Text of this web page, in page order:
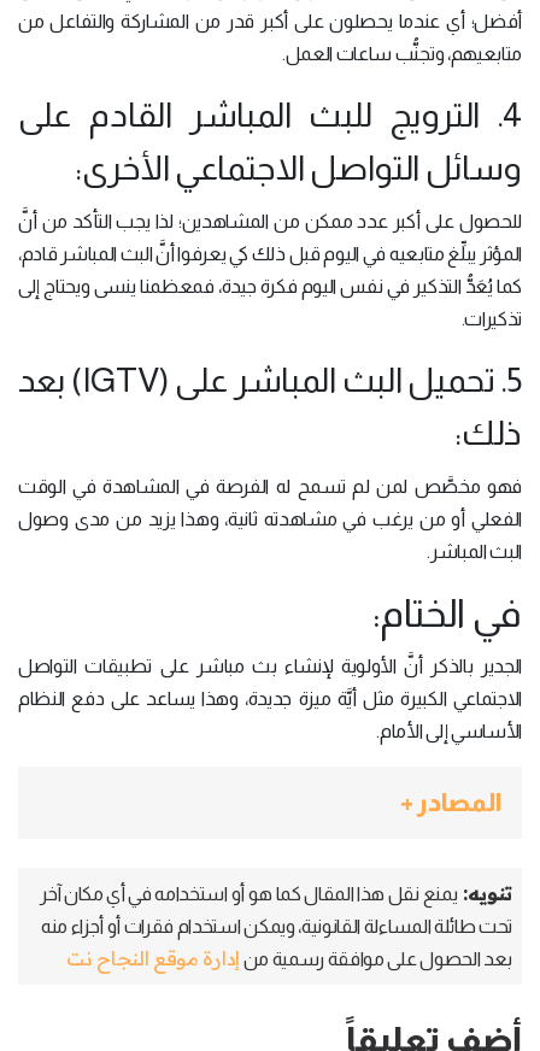
أفضل؛ أي عندما يحصلون على أكبر قدر من المشاركة والتفاعل من
متابعيهم، وتجنُّب ساعات العمل.
4. الترويج للبث المباشر القادم على
وسائل التواصل الاجتماعي الأخرى:
للحصول على أكبر عدد ممكن من المشاهدين؛ لذا يجب التأكد من أنَّ
المؤثر يبلِّغ متابعيه في اليوم قبل ذلك كي يعرفوا أنَّ البث المباشر قادم،
كما يُعَدُّ التذكير في نفس اليوم فكرة جيدة، فمعظمنا ينسى ويحتاج إلى
تذكيرات.
5. تحميل البث المباشر على (IGTV) بعد
ذلك:
فهو مخصَّص لمن لم تسمح له الفرصة في المشاهدة في الوقت
الفعلي أو من يرغب في مشاهدته ثانية، وهذا يزيد من مدى وصول
البث المباشر.
في الختام:
الجدير بالذكر أنَّ الأولوية لإنشاء بث مباشر على تطبيقات التواصل
الاجتماعي الكبيرة مثل أيَّة ميزة جديدة، وهذا يساعد على دفع النظام
الأساسي إلى الأمام.
المصادر +
تنويه: يمنع نقل هذا المقال كما هو أو استخدامه في أي مكان آخر
تحت طائلة المساءلة القانونية، ويمكن استخدام فقرات أو أجزاء منه
بعد الحصول على موافقة رسمية من إدارة موقع النجاح نت
أضف تعليقاً